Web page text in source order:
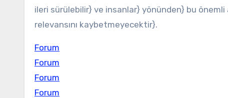
ileri sürülebilir} ve insanlar} yönünden} bu
relevansını kaybetmeyecektir}.
Forum
Forum
Forum
Forum